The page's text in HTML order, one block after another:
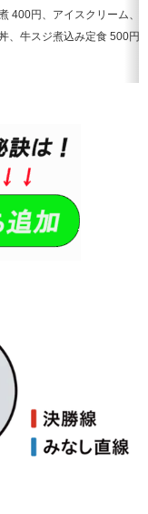
400円、アイスクリーム、
、牛スジ煮込み定食 500円